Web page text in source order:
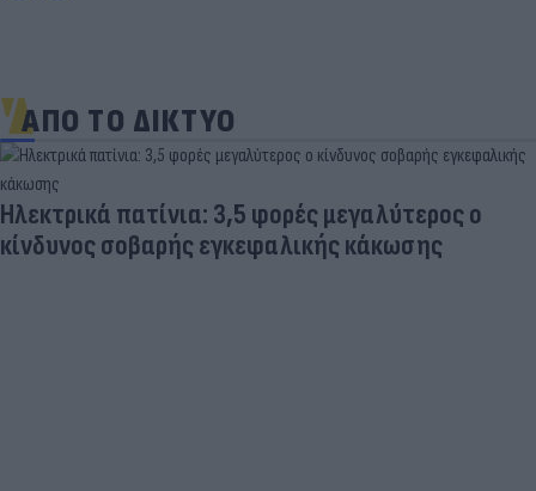
ΑΠΟ ΤΟ ΔΙΚΤΥΟ
Ηλεκτρικά πατίνια: 3,5 φορές μεγαλύτερος ο
κίνδυνος σοβαρής εγκεφαλικής κάκωσης